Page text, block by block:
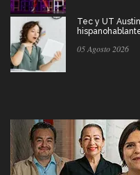
Tec y UT
05 Agosto 2026